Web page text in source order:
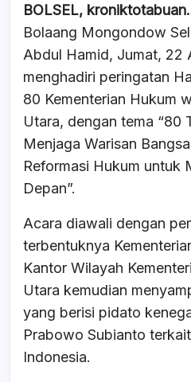
c
e
b
o
o
k
at
s
A
p
p
e
a
d
s
BOLSEL,
Bolaang Mongondow
Abdul Hamid, Jumat, 22
menghadiri peringatan
80 Kementerian Hukum
Utara, dengan tema “80
Menjaga Warisan
Reformasi Hukum untuk
Depan”.
Acara diawali dengan
terbentuknya
Kantor Wilayah
Utara kemudian
yang berisi pidato
Prabowo Subianto
Indonesia.